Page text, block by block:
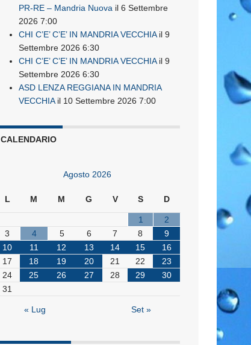
PR-RE – Mandria Nuova il 6 Settembre
2026 7:00
CHI C’E’ C’E’ IN MANDRIA VECCHIAil 9
Settembre 2026 6:30
CHI C’E’ C’E’ IN MANDRIA VECCHIAil 9
Settembre 2026 6:30
ASD LENZA REGGIANA IN MANDRIA
VECCHIAil 10 Settembre 2026 7:00
CALENDARIO
Agosto 2026
L M M G V S D
1
2
3
4 5 6 7 8
9
10
11 12 13 14 15
16
17
18 19 20 21 22
23
24
25 26 27 28 29
30
31
« Lug Set »